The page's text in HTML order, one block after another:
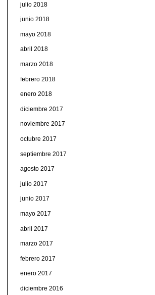
julio 2018
junio 2018
mayo 2018
abril 2018
marzo 2018
febrero 2018
enero 2018
diciembre 2017
noviembre 2017
octubre 2017
septiembre 2017
agosto 2017
julio 2017
junio 2017
mayo 2017
abril 2017
marzo 2017
febrero 2017
enero 2017
diciembre 2016